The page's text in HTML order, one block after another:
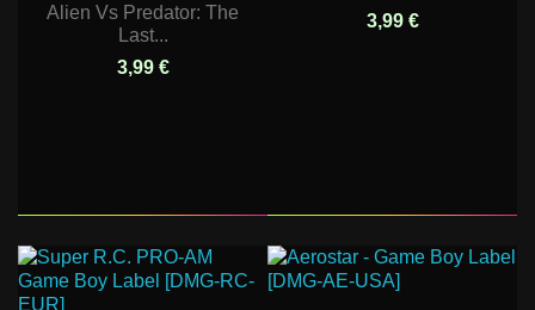
Alien Vs Predator: The
Last...
3,99 €
3,99 €